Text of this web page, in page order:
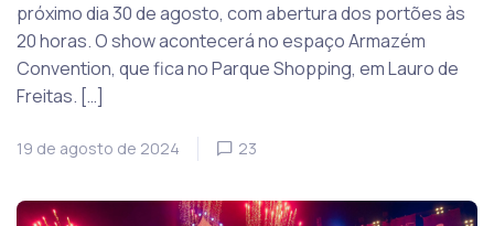
próximo dia 30 de agosto, com abertura dos portões às
20 horas. O show acontecerá no espaço Armazém
Convention, que fica no Parque Shopping, em Lauro de
Freitas. […]
19 de agosto de 2024 23